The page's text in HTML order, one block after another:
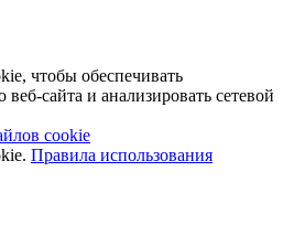
чтобы обеспечивать
сайта и анализировать сетевой
cookie
Правила использования